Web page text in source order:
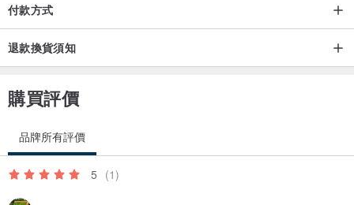
感謝您的耐心等待 🤍
每顆水晶都有屬於自己的紋理，
都是時光留下的印記，
每一條手環，皆為手工設計與製作
付款方式
退款換貨須知
購買評價
品牌所有評價
5 (1)